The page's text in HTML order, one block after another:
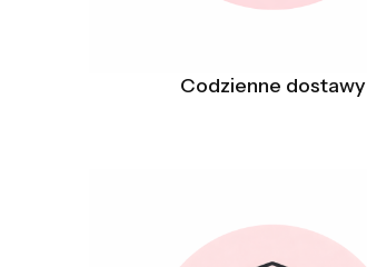
Codzienne dostawy